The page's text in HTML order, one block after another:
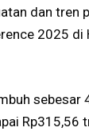
dan
2025 di
sebesar
Rp315,56